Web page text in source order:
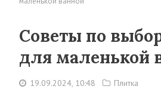
Советы по
для маленькой
19.09.2024, 10:48 Плитка